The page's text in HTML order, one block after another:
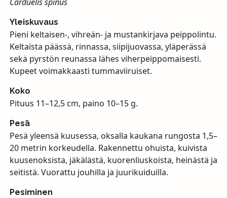
Yleiskuvaus
Pieni keltaisen-, vihreän- ja mustankirjava peippolintu.
Keltaista päässä, rinnassa, siipijuovassa, yläperässä
sekä pyrstön reunassa lähes viherpeippomaisesti.
Kupeet voimakkaasti tummaviiruiset.
Koko
Pituus 11–12,5 cm, paino 10–15 g.
Pesä
Pesä yleensä kuusessa, oksalla kaukana rungosta 1,5–
20 metrin korkeudella. Rakennettu ohuista, kuivista
kuusenoksista, jäkälästä, kuorenliuskoista, heinästä ja
seitistä. Vuorattu jouhilla ja juurikuiduilla.
Pesiminen